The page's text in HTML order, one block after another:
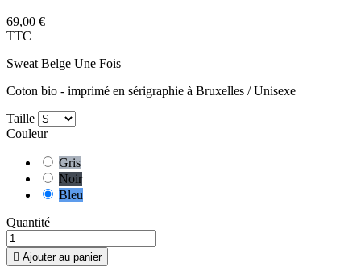
69,00 €
TTC
Sweat Belge Une Fois
Coton bio - imprimé en sérigraphie à Bruxelles / Unisexe
Taille
Couleur
Gris
Noir
Bleu
Quantité
 Ajouter au panier